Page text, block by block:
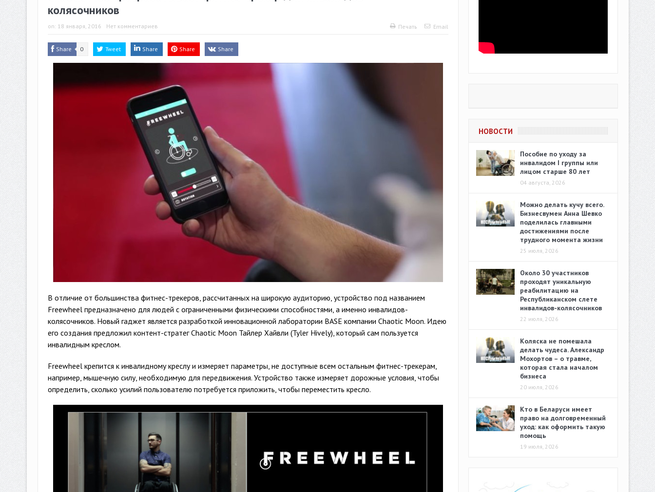
колясочников
on: 18 января, 2016 Нет комментариев Печать Email
Share 0 Tweet Share Share Share
В отличие от большинства фитнес-трекеров, рассчитанных на широкую аудиторию, устройство под названием
Freewheel предназначено для людей с ограниченными физическими способностями, а именно инвалидов-
колясочников. Новый гаджет является разработкой инновационной лаборатории BASE компании Chaotic Moon. Идею
его создания предложил контент-стратег Chaotic Moon Тайлер Хайвли (Tyler Hively), который сам пользуется
инвалидным креслом.
Freewheel крепится к инвалидному креслу и измеряет параметры, не доступные всем остальным фитнес-трекерам,
например, мышечную силу, необходимую для передвижения. Устройство также измеряет дорожные условия, чтобы
определить, сколько усилий пользователю потребуется приложить, чтобы переместить кресло.
НОВОСТИ
Пособие по уходу за
инвалидом I группы или
лицом старше 80 лет
04 августа, 2026
Можно делать кучу всего.
Бизнесвумен Анна Шевко
поделилась главными
достижениями после
трудного момента жизни
25 июля, 2026
Около 30 участников
проходят уникальную
реабилитацию на
Республиканском слете
инвалидов-колясочников
22 июля, 2026
Коляска не помешала
делать чудеса. Александр
Мохортов – о травме,
которая стала началом
бизнеса
20 июля, 2026
Кто в Беларуси имеет
право на долговременный
уход: как оформить такую
помощь
19 июля, 2026